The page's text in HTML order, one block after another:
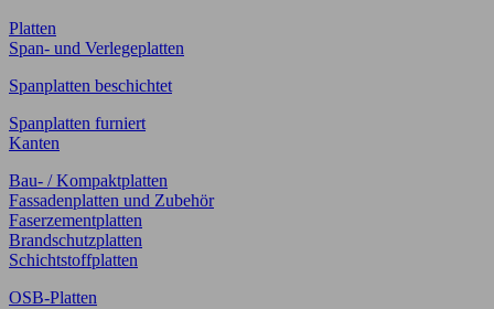
Platten
Span- und Verlegeplatten
Spanplatten beschichtet
Spanplatten furniert
Kanten
Bau- / Kompaktplatten
Fassadenplatten und Zubehör
Faserzementplatten
Brandschutzplatten
Schichtstoffplatten
OSB-Platten